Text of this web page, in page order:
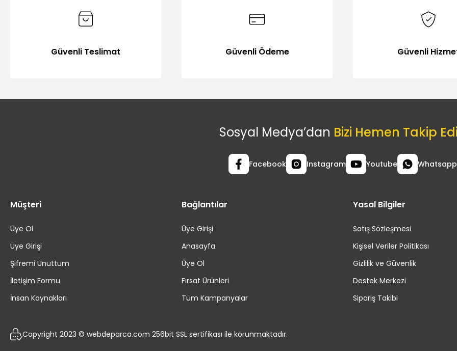
Güvenli Teslimat Güvenli Ödeme Güvenli
Sosyal Medya’dan Bizi Hemen Takip
Facebook Instagram Youtube Whatsapp
Müşteri
Üye Ol
Üye Girişi
Şifremi Unuttum
İletişim Formu
İnsan Kaynakları
Bağlantılar
Üye Girişi
Anasayfa
Üye Ol
Fırsat Ürünleri
Tüm Kampanyalar
Yasal Bilgiler
Satış Sözleşmesi
Kişisel Veriler Politikası
Gizlilik ve Güvenlik
Destek Merkezi
Sipariş Takibi
Copyright 2023 © webdeparca.com 256bit SSL sertifikası ile korunmaktadır.